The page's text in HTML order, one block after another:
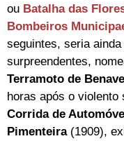
ou Batalha das
Bombeiros
seguintes, seria
surpreendentes,
Terramoto de
horas após o violento
Corrida de
Pimenteira(1909),